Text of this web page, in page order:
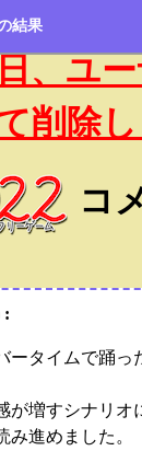
結果
、ユ
削除
コ
:
ータイムで踊っ
が増すシナリオ
み進めました。